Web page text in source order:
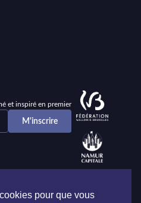
et inspiré en premier
pour que vous